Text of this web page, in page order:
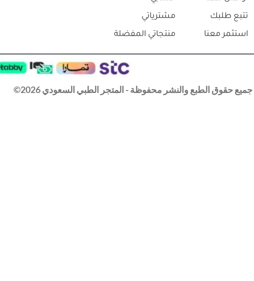
تتبع طلبك
استثمر معنا
مشترياتي
منتجاتي المفضلة
جميع حقوق الطبع والنشر محفوظة - المتجر الطبي السعودي 2026©